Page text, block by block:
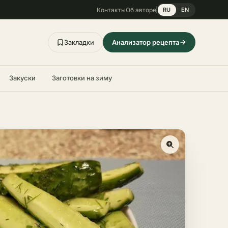
КонтактыОб авторе RU EN
Закладки Анализатор рецепта
Закуски Заготовки на зиму